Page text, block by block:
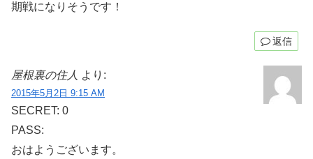
期戦になりそうです！
返信
屋根裏の住人 より:
2015年5月2日 9:15 AM
SECRET: 0
PASS:
おはようございます。